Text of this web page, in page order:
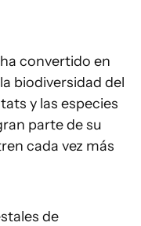
convertido en
biodiversidad del
y las especies
parte de su
cada vez más
de